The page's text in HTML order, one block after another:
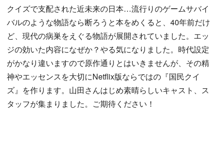
クイズで支配された近未来の日本…流行りのゲームサバイ
バルのような物語なら断ろうと本をめくると、40年前だけ
ど、現代の病巣をえぐる物語が展開されていました。エッ
ジの効いた内容になぜか？やる気になりました。時代設定
がかなり違いますので原作通りとはいきませんが、その精
神やエッセンスを大切にNetflix版ならではの『国民クイ
ズ』を作ります。山田さんはじめ素晴らしいキャスト、ス
タッフが集まりました。ご期待ください！